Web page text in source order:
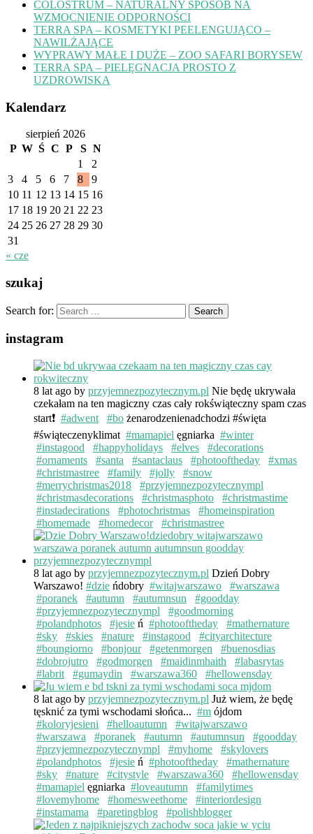
COLOSTRUM – NATURALNY SPOSÓB NA
WZMOCNIENIE ODPORNOŚCI
TERRA SPA – KOSMETYKI PEELENGUJĄCO –
NAWILŻAJĄCE
WYPRAWY MAŁE I DUŻE – ZOO SAFARI BORYSEW
TERRA SPA – PIELĘGNACJA PROSTO Z
UZDROWISKA
Kalendarz
sierpień 2026
P W Ś C P S N
1
2
3
4 5 6 7 8
9
10 11 12 13 14 15 16
17 18 19 20 21 22 23
24 25 26 27 28 29 30
31
« cze
szukaj
Search for:
instagram
8 lat ago by przyjemnezpozytecznym.pl Nie będę ukrywała
czekałam na ten magiczny czas cały rokświąteczny spam czas
start❗️ #adwent #bo żenarodzenienadchodzi #święta
#świąteczenyklimat #mamapiel ęgniarka #winter
#instagood
#happyholidays #elves
#decorations
#ornaments
#santa #santaclaus #photooftheday
#xmas
#christmastree
#family #jolly
#snow
#merrychristmas2018
#przyjemnezpozytecznympl
#christmasdecorations
#christmasphoto
#christmastime
#instadecirations
#photochristmas
#homeinspiration
#homemade
#homedecor #christmastree
8 lat ago by przyjemnezpozytecznym.pl Dzień Dobry
Warszawo! #dzie ńdobry #witajwarszawo
#warszawa
#poranek
#autumn #autumnsun
#goodday
#przyjemnezpozytecznympl
#goodmorning
#polandphotos
#jesie ń #photooftheday
#mathernature
#sky
#skies #nature #instagood
#cityarchitecture
#boungiorno
#bonjour #getenmorgen
#buenosdias
#dobrojutro
#godmorgen #maidinmhaith
#labasrytas
#labrit
#gumaydin #warszawa360 #hellowensday
8 lat ago by przyjemnezpozytecznym.pl Już wiem, że będę
tęsknić za tymi wschodami słońca... #m ójdom
#koloryjesieni
#helloautumn
#witajwarszawo
#warszawa
#poranek #autumn #autumnsun
#goodday
#przyjemnezpozytecznympl
#myhome
#skylovers
#polandphotos
#jesie ń #photooftheday
#mathernature
#sky
#nature #citystyle #warszawa360
#hellowensday
#mamapiel ęgniarka #loveautumn
#familytimes
#lovemyhome
#homesweethome
#interiordesign
#instamama
#paretingblog #polishblogger